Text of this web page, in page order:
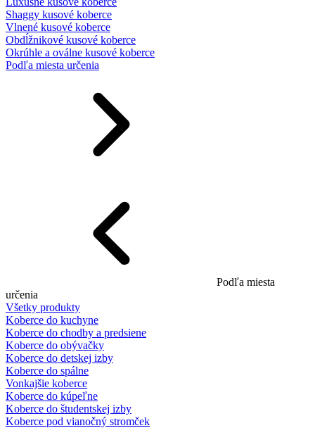
Shaggy kusové koberce
Vlnené kusové koberce
Obdĺžnikové kusové koberce
Okrúhle a oválne kusové koberce
Podľa miesta určenia
Podľa miesta
určenia
Všetky produkty
Koberce do kuchyne
Koberce do chodby a predsiene
Koberce do obývačky
Koberce do detskej izby
Koberce do spálne
Vonkajšie koberce
Koberce do kúpeľne
Koberce do študentskej izby
Koberce pod vianočný stromček